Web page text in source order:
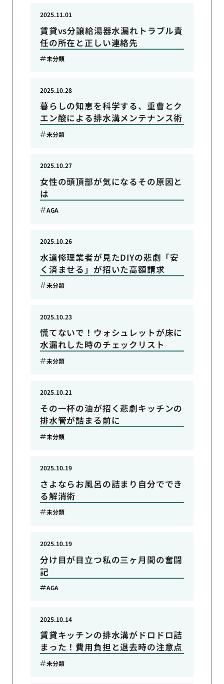
賃貸vs分譲給湯器水漏れトラブル責
任の所在と正しい連絡先
2025.11.01
未分類
暮らしの知恵を科学する、重曹とク
エン酸による排水溝メンテナンス術
2025.10.28
未分類
女性の頭頂部が気になるその原因と
は
2025.10.27
AGA
水道修理業者が見たDIYの悲劇「安
く済ませる」が招いた高額請求
2025.10.26
未分類
慌てないで！ウォシュレットが床に
水漏れした時のチェックリスト
2025.10.23
未分類
その一杯の油が招く悲劇キッチンの
排水管が詰まる前に
2025.10.21
未分類
さよならお風呂の詰まり自分ででき
る解消術
2025.10.19
未分類
分け目が目立つ私の三ヶ月間の奮闘
記
2025.10.19
AGA
賃貸キッチンの排水溝がドロドロ詰
まった！費用負担と退去時の注意点
2025.10.14
未分類